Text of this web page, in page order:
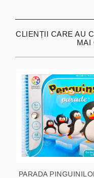
CLIENȚII CARE AU
MAI
PARADA